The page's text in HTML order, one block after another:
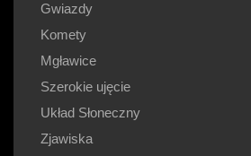
Gwiazdy
Komety
Mgławice
Szerokie ujęcie
Układ Słoneczny
Zjawiska